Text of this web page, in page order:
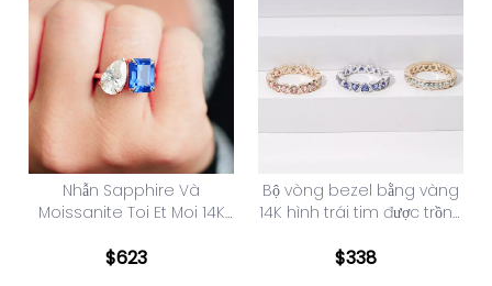
Nhẫn Sapphire Và
Moissanite Toi Et Moi 14K
$623
Bộ vòng bezel bằng vàng
14K hình trái tim được trồng
Nhẫn kim cương vĩnh cửu
$338